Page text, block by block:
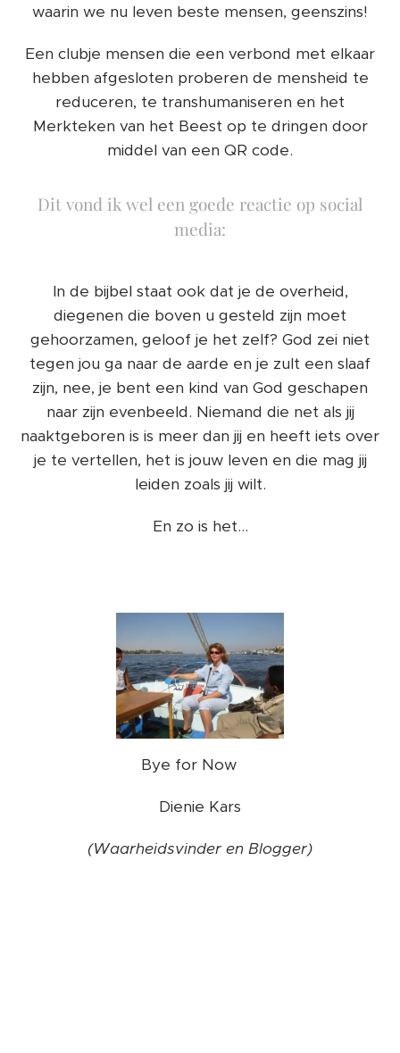
waarin we nu leven beste mensen, geenszins!
Een clubje mensen die een verbond met elkaar
hebben afgesloten proberen de mensheid te
reduceren, te transhumaniseren en het
Merkteken van het Beest op te dringen door
middel van een QR code.
Dit vond ik wel een goede reactie op social
media:
In de bijbel staat ook dat je de overheid,
diegenen die boven u gesteld zijn moet
gehoorzamen, geloof je het zelf? God zei niet
tegen jou ga naar de aarde en je zult een slaaf
zijn, nee, je bent een kind van God geschapen
naar zijn evenbeeld. Niemand die net als jij
naaktgeboren is is meer dan jij en heeft iets over
je te vertellen, het is jouw leven en die mag jij
leiden zoals jij wilt.
En zo is het...
Bye for Now ❤️
Dienie Kars
(Waarheidsvinder en Blogger)